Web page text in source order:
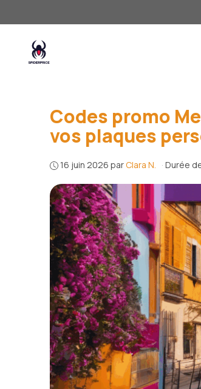
au
contenu
Codes promo
vos plaques
16 juin 2026 par Clara N. · Durée